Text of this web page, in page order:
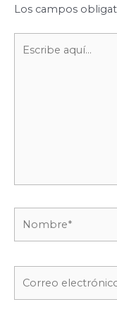
Los campos
aquí...